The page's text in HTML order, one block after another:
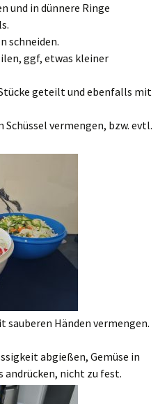
und in dünnere Ringe
schneiden.
ggf, etwas kleiner
geteilt und ebenfalls mit
vermengen, bzw. evtl.
sauberen Händen vermengen.
abgießen, Gemüse in
andrücken, nicht zu fest.